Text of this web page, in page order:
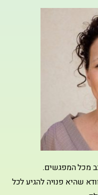
מכל המפגשים.
שהיא פנויה להגיע לכל